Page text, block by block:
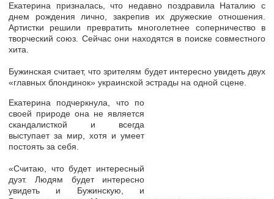
Екатерина призналась, что недавно поздравила Наталию с
днем рождения лично, закрепив их дружеские отношения.
Артистки решили превратить многолетнее соперничество в
творческий союз. Сейчас они находятся в поиске совместного
хита.
Бужинская считает, что зрителям будет интересно увидеть двух
«главных блондинок» украинской эстрады на одной сцене.
Екатерина подчеркнула, что по
своей природе она не является
скандалисткой и всегда
выступает за мир, хотя и умеет
постоять за себя.
«Считаю, что будет интересный
дуэт. Людям будет интересно
увидеть и Бужинскую, и